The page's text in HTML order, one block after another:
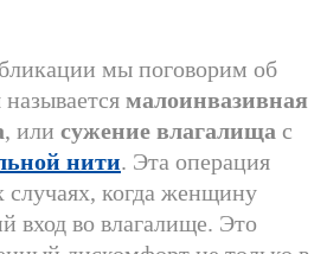
мы поговорим об
малоинвазивная
, или сужение влагалища с
нити. Эта операция
случаях, когда женщину
вход во влагалище. Это